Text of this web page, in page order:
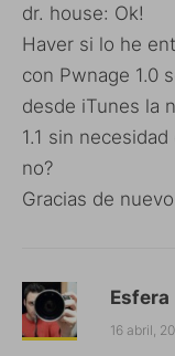
dr. house: Ok!
Haver si lo he
con Pwnage 1.0
desde iTunes la
1.1 sin
no?
Gracias de
Esfera
16 abril,